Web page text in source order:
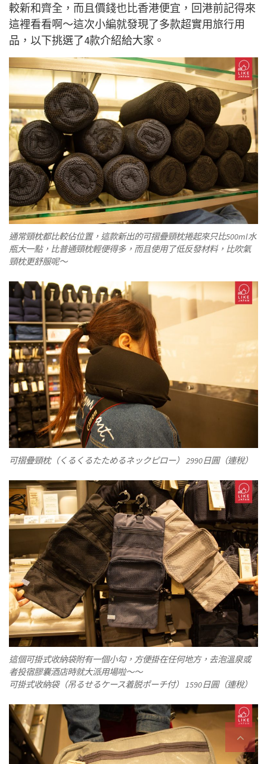
較新和齊全，而且價錢也比香港便宜，回港前記得來
這裡看看啊～這次小編就發現了多款超實用旅行用
品，以下挑選了4款介紹給大家。
通常頸枕都比較佔位置，這款新出的可摺疊頸枕捲起來只比500ml水
瓶大一點，比普通頸枕輕便得多，而且使用了低反發材料，比吹氣
頸枕更舒服呢～
可摺疊頸枕（くるくるたためるネックピロー） 2990日圓（連稅）
這個可掛式收納袋附有一個小勾，方便掛在任何地方，去泡溫泉或
者投宿膠囊酒店時就大派用場啦～～
可掛式收納袋（吊るせるケース着脱ポーチ付） 1590日圓（連稅）